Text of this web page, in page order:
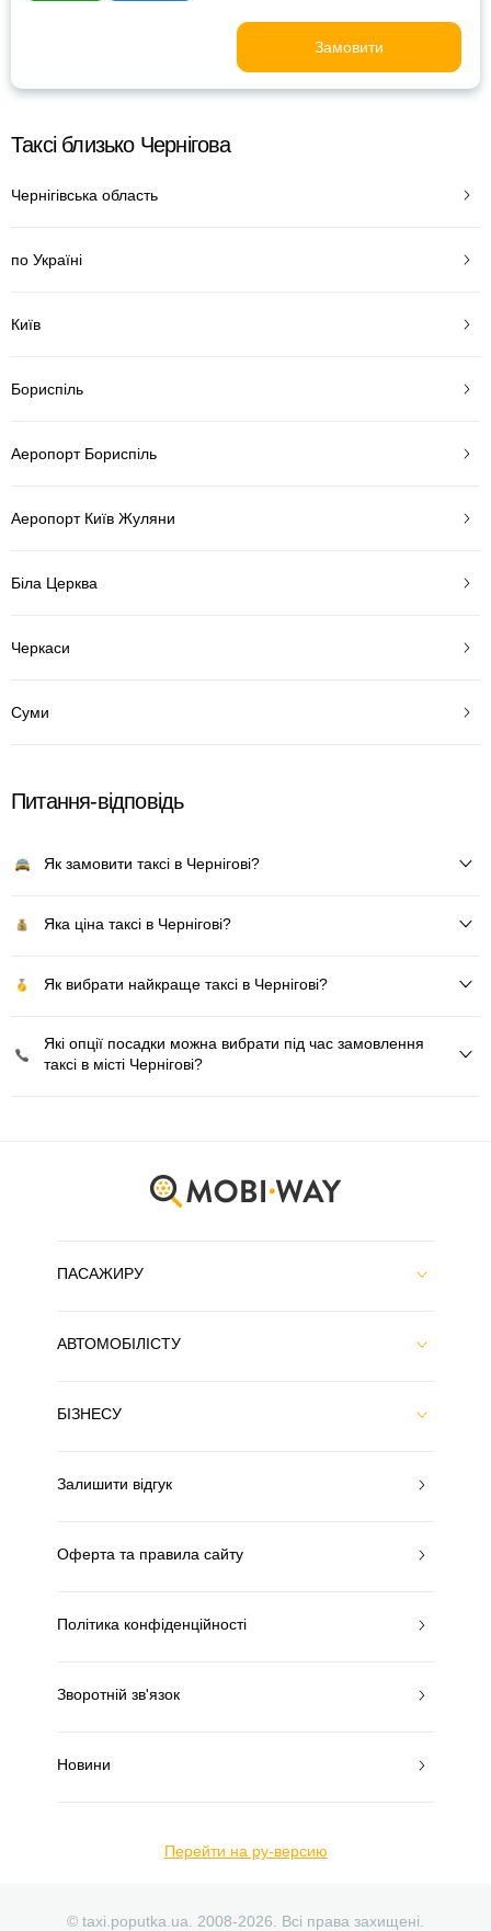
Замовити
Таксі близько Чернігова
Чернігівська область
по Україні
Київ
Бориспіль
Аеропорт Бориспіль
Аеропорт Київ Жуляни
Біла Церква
Черкаси
Суми
Питання-відповідь
Як замовити таксі в Чернігові?
Яка ціна таксі в Чернігові?
Як вибрати найкраще таксі в Чернігові?
Які опції посадки можна вибрати під час замовлення
таксі в місті Чернігові?
ПАСАЖИРУ
АВТОМОБІЛІСТУ
БІЗНЕСУ
Залишити відгук
Оферта та правила сайту
Політика конфіденційності
Зворотній зв'язок
Новини
Перейти на ру-версию
© taxi.poputka.ua. 2008-2026. Всі права захищені.